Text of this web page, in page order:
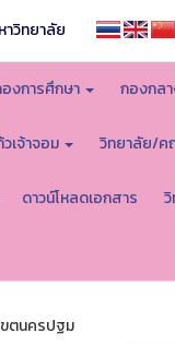
าวิทยาลัย
งการศึกษา กองกล
เจ้าจอม วิทยาลัย/ค
ดาวน์โหลดเอกสาร
ตนครปฐม